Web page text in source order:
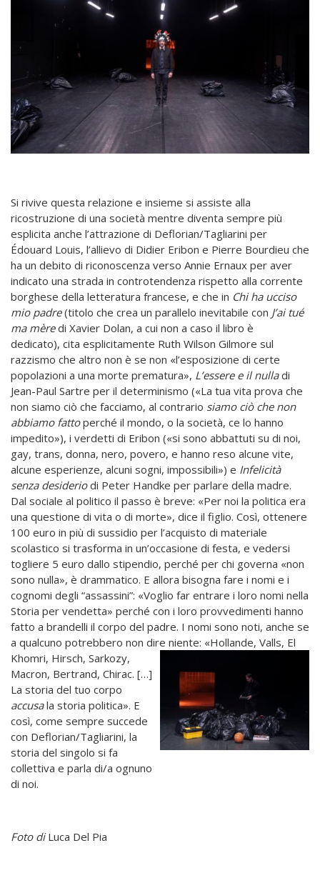
Si rivive questa relazione e insieme si assiste alla
ricostruzione di una società mentre diventa sempre più
esplicita anche l’attrazione di Deflorian/Tagliarini per
Édouard Louis, l’allievo di Didier Eribon e Pierre Bourdieu che
ha un debito di riconoscenza verso Annie Ernaux per aver
indicato una strada in controtendenza rispetto alla corrente
borghese della letteratura francese, e che in Chi ha ucciso
mio padre(titolo che crea un parallelo inevitabile con J’ai tué
ma mèredi Xavier Dolan, a cui non a caso il libro è
dedicato), cita esplicitamente Ruth Wilson Gilmore sul
razzismo che altro non è se non «l’esposizione di certe
popolazioni a una morte prematura», L’essere e il nulladi
Jean-Paul Sartre per il determinismo («La tua vita prova che
non siamo ciò che facciamo, al contrario siamo ciò che non
abbiamo fattoperché il mondo, o la società, ce lo hanno
impedito»), i verdetti di Eribon («si sono abbattuti su di noi,
gay, trans, donna, nero, povero, e hanno reso alcune vite,
alcune esperienze, alcuni sogni, impossibili») e Infelicità
senza desideriodi Peter Handke per parlare della madre.
Dal sociale al politico il passo è breve: «Per noi la politica era
una questione di vita o di morte», dice il figlio. Così, ottenere
100 euro in più di sussidio per l’acquisto di materiale
scolastico si trasforma in un’occasione di festa, e vedersi
togliere 5 euro dallo stipendio, perché per chi governa «non
sono nulla», è drammatico. E allora bisogna fare i nomi e i
cognomi degli “assassini”: «Voglio far entrare i loro nomi nella
Storia per vendetta» perché con i loro provvedimenti hanno
fatto a brandelli il corpo del padre. I nomi sono noti, anche se
a qualcuno potrebbero non dire niente: «Hollande, Valls, El
Khomri, Hirsch, Sarkozy,
Macron, Bertrand, Chirac. […]
La storia del tuo corpo
accusala storia politica». E
così, come sempre succede
con Deflorian/Tagliarini, la
storia del singolo si fa
collettiva e parla di/a ognuno
di noi.
Foto diLuca Del Pia